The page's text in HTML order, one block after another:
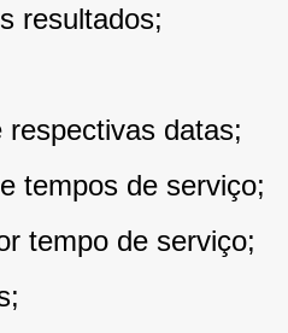
resultados;
respectivas datas;
tempos de serviço;
tempo de serviço;